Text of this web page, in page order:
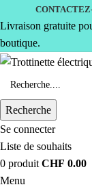
Livraison gratuite
boutique.
Recherche
Se connecter
Liste de souhaits
0 produit CHF 0.00
Menu